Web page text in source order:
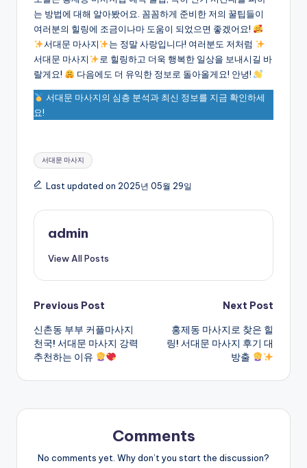
는 방법에 대해 알아봤어요. 꼼꼼하게 준비한 저의 꿀팁들이
여러분의 힐링에 조금이나마 도움이 되었으면 좋겠어요!
서대문 마사지
는 정말 사랑입니다! 여러분도 저처럼
서대문 마사지
로 힐링하고 더욱 행복한 일상을 보내시길 바
랄게요!
다음에도 더 유익한 정보로 돌아올게요! 안녕!
서대문 마사지의 심층 분석과 최신 정보를 지금 확인하세
요!
Tags:
서대문 마사지
Last updated on 2025년 05월 29일
admin
View All Posts
Post
navigation
Previous Post
신촌동 부부 커플마사지
천국! 서대문 마사지 강력
추천하는 이유
Next Post
홍제동 마사지로 찾은 힐
링! 서대문 마사지 후기 대
방출
Comments
No comments yet. Why don’t you start the discussion?